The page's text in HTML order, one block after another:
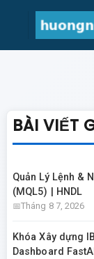
BÀI VIẾT
Quản Lý Lệnh &
(MQL5) | HNDL
Tháng 8 7, 2026
Khóa Xây dựng
Dashboard